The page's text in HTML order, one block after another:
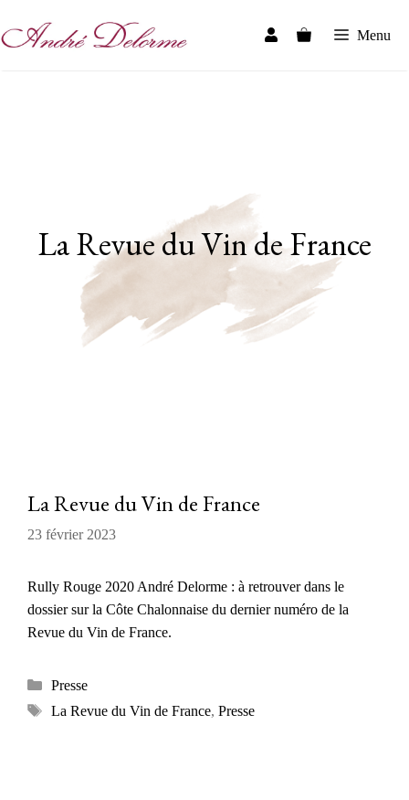
au
Menu
La Revue du Vin de France
La Revue du Vin de France
23 février 2023
Rully Rouge 2020 André Delorme : à retrouver dans le
dossier sur la Côte Chalonnaise du dernier numéro de la
Revue du Vin de France.
Catégories
Presse
Étiquettes
La Revue du Vin de France, Presse